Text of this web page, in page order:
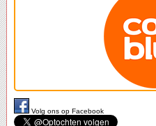
Volg ons op Facebook